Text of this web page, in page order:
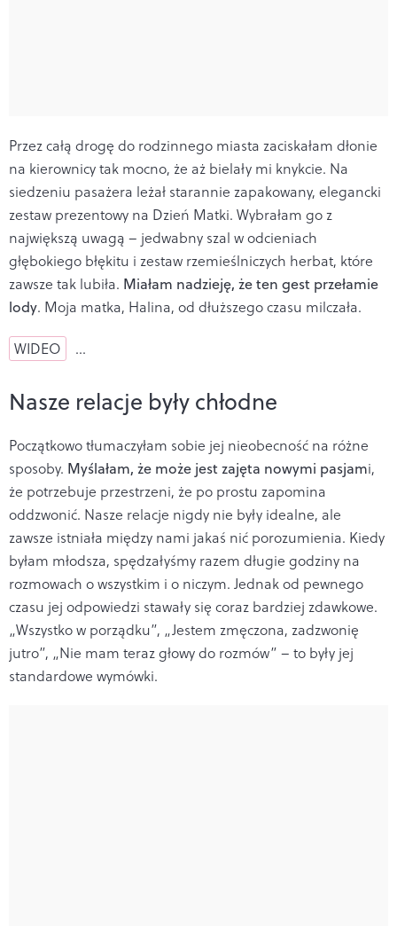
Przez całą drogę do rodzinnego miasta zaciskałam dłonie
na kierownicy tak mocno, że aż bielały mi knykcie. Na
siedzeniu pasażera leżał starannie zapakowany, elegancki
zestaw prezentowy na Dzień Matki. Wybrałam go z
największą uwagą – jedwabny szal w odcieniach
głębokiego błękitu i zestaw rzemieślniczych herbat, które
zawsze tak lubiła. Miałam nadzieję, że ten gest przełamie
lody. Moja matka, Halina, od dłuższego czasu milczała.
WIDEO …
Nasze relacje były chłodne
Początkowo tłumaczyłam sobie jej nieobecność na różne
sposoby. Myślałam, że może jest zajęta nowymi pasjami,
że potrzebuje przestrzeni, że po prostu zapomina
oddzwonić. Nasze relacje nigdy nie były idealne, ale
zawsze istniała między nami jakaś nić porozumienia. Kiedy
byłam młodsza, spędzałyśmy razem długie godziny na
rozmowach o wszystkim i o niczym. Jednak od pewnego
czasu jej odpowiedzi stawały się coraz bardziej zdawkowe.
„Wszystko w porządku”, „Jestem zmęczona, zadzwonię
jutro”, „Nie mam teraz głowy do rozmów” – to były jej
standardowe wymówki.